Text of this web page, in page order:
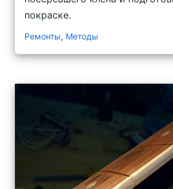
покраске.
Ремонты, Методы